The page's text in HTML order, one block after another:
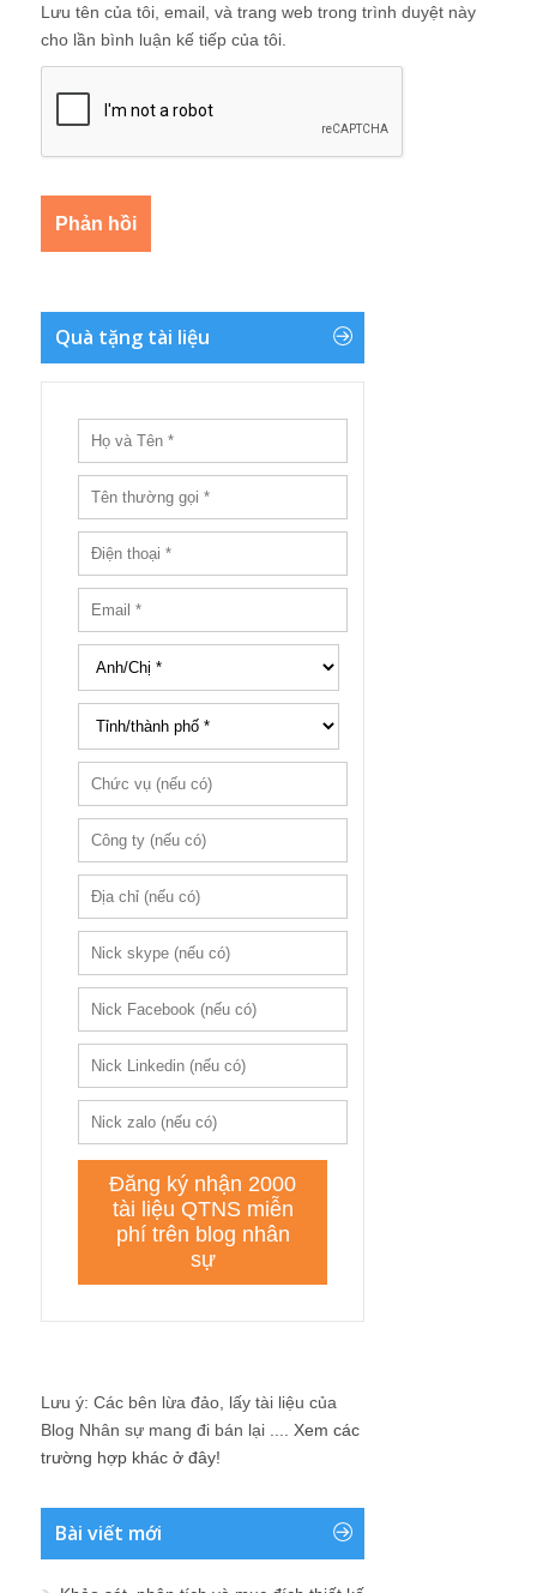
Lưu tên của tôi, email, và trang web trong trình duyệt này
cho lần bình luận kế tiếp của tôi.
Quà tặng tài liệu
Lưu ý: Các bên lừa đảo, lấy tài liệu của
Blog Nhân sự mang đi bán lại .... Xem các
trường hợp khác ở đây!
Bài viết mới